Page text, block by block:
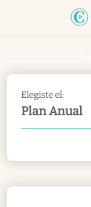
Elegiste el:
Plan Anual